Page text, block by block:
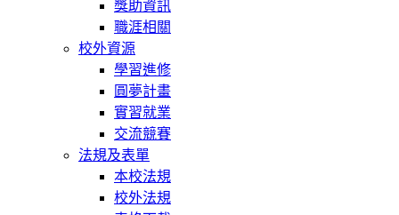
獎助資訊
職涯相關
校外資源
學習進修
圓夢計畫
實習就業
交流競賽
法規及表單
本校法規
校外法規